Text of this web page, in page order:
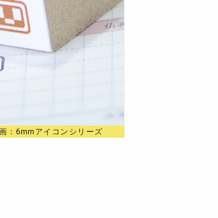
：6mmアイコンシリーズ